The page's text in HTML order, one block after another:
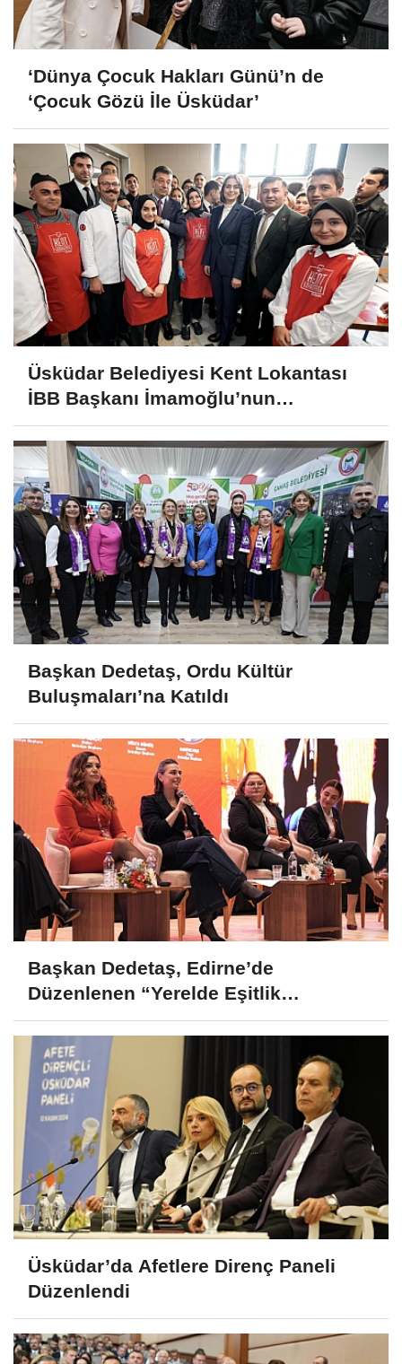
‘Dünya Çocuk Hakları Günü’n de
‘Çocuk Gözü İle Üsküdar’
Üsküdar Belediyesi Kent Lokantası
İBB Başkanı İmamoğlu’nun
Katılımıyla Açıldı
Başkan Dedetaş, Ordu Kültür
Buluşmaları’na Katıldı
Başkan Dedetaş, Edirne’de
Düzenlenen “Yerelde Eşitlik
Çalıştayı”na Katıldı
Üsküdar’da Afetlere Direnç Paneli
Düzenlendi